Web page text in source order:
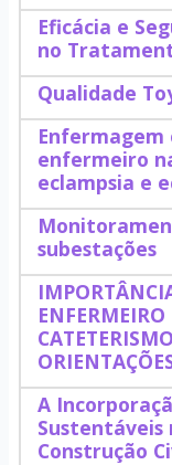
Eficácia e
no
Qualidade
enfermeiro
eclampsia e
subestações
A
Sustentáveis
Construção